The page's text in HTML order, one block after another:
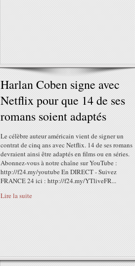
Harlan Coben signe avec
Netflix pour que 14 de ses
romans soient adaptés
Le célèbre auteur américain vient de signer un
contrat de cinq ans avec Netflix. 14 de ses romans
devraient ainsi être adaptés en films ou en séries.
Abonnez-vous à notre chaîne sur YouTube :
http://f24.my/youtube En DIRECT - Suivez
FRANCE 24 ici : http://f24.my/YTliveFR...
Lire la suite